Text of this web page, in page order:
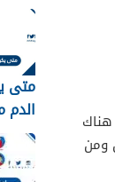
ومن
متى
الدم